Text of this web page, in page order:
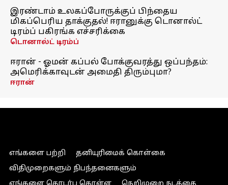
இரண்டாம் உலகப்போருக்குப் பிந்தைய
மிகப்பெரிய தாக்குதல்! ஈரானுக்கு டொனால்ட்
டிரம்ப் பகிரங்க எச்சரிக்கை
டொனால்ட் டிரம்ப்
ஈரான் - ஓமன் கப்பல் போக்குவரத்து ஒப்பந்தம்:
அமெரிக்காவுடன் அமைதி திரும்புமா?
ஈரான்
எங்களை பற்றி
தனியுரிமைக் கொள்கை
விதிமுறைகளும் நிபந்தனைகளும்